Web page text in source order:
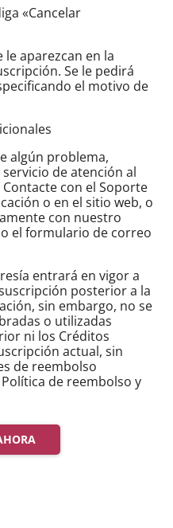
«Cancelar
le aparezcan en la
Se le pedirá
el motivo de
algún problema,
de atención al
con el Soporte
o en el sitio web, o
con nuestro
el formulario de correo
entrará en vigor a
posterior a la
sin embargo, no se
o utilizadas
ni los Créditos
actual, sin
de reembolso
de reembolso y